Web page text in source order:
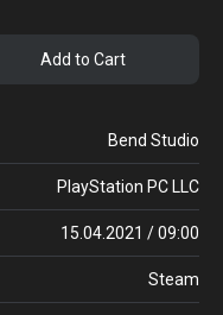
Add to Cart
Bend Studio
PlayStation PC LLC
15.04.2021 / 09:00
Steam